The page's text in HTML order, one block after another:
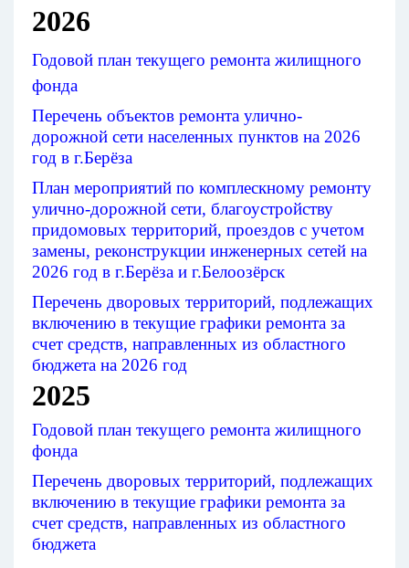
2026
Годовой план текущего ремонта жилищного
фонда
Перечень объектов ремонта улично-
дорожной сети населенных пунктов на 2026
год в г.Берёза
План мероприятий по комплескному ремонту
улично-дорожной сети, благоустройству
придомовых территорий, проездов с учетом
замены, реконструкции инженерных сетей на
2026 год в г.Берёза и г.Белоозёрск
Перечень дворовых территорий, подлежащих
включению в текущие графики ремонта за
счет средств, направленных из областного
бюджета на 2026 год
2025
Годовой план текущего ремонта жилищного
фонда
Перечень дворовых территорий, подлежащих
включению в текущие графики ремонта за
счет средств, направленных из областного
бюджета